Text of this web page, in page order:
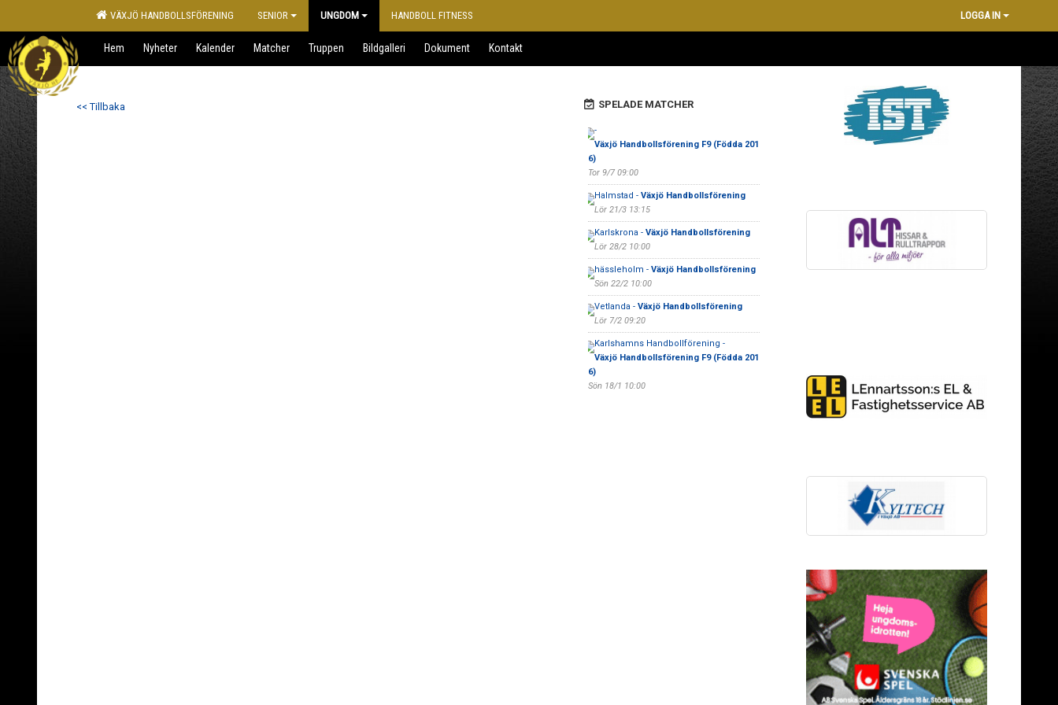
VÄXJÖ HANDBOLLSFÖRENING SENIOR UNGDOM HANDBOLL FITNESS LOGGA IN
Hem Nyheter Kalender Matcher Truppen Bildgalleri Dokument Kontakt
<< Tillbaka SPELADE MATCHER
-
Växjö Handbollsförening F9 (Födda 201
6)
Tor 9/7 09:00
Halmstad - Växjö Handbollsförening
Lör 21/3 13:15
Karlskrona - Växjö Handbollsförening
Lör 28/2 10:00
hässleholm - Växjö Handbollsförening
Sön 22/2 10:00
Vetlanda - Växjö Handbollsförening
Lör 7/2 09:20
Karlshamns Handbollförening -
Växjö Handbollsförening F9 (Födda 201
6)
Sön 18/1 10:00